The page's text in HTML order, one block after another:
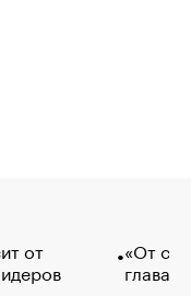
от
«От
глава